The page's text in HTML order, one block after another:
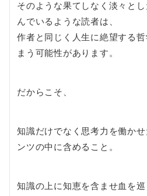
そのような果てしなく淡々と
んでいるような読者は、
作者と同じく人生に絶望する
まう可能性があります。
だからこそ、
知識だけでなく思考力を働か
ンツの中に含めること。
知識の上に知恵を含ませ血を巡